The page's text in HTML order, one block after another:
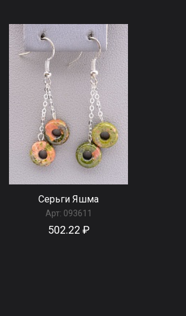
Серьги Яшма
Арт: 093611
502.22 ₽